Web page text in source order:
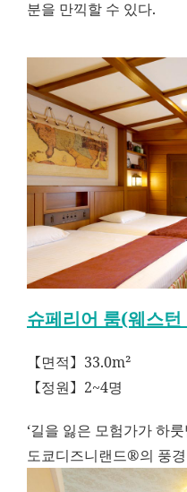
분을 만끽할 수 있다.
슈페리어 룸(웨스
【면적】33.0m²
【정원】2~4명
‘길을 잃은 모험가가 하
도쿄디즈니랜드®의 풍